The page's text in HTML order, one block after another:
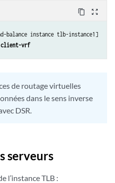
content_copy zoom_out_map
instance tlb-instance1]
vrf
de routage virtuelles
dans le sens inverse
DSR.
serveurs
l’instance TLB :